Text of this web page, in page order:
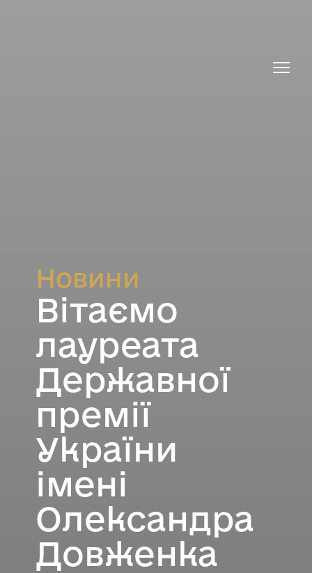
Новини
Вітаємо
лауреата
Державної
премії
України
імені
Олександра
Довженка